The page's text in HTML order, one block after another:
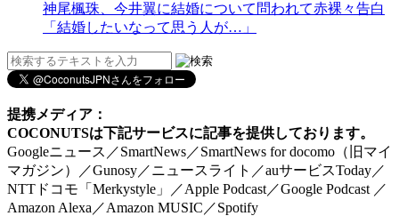
神尾楓珠、今井翼に結婚について問われて赤裸々告白
「結婚したいなって思う人が…」
提携メディア：
COCONUTSは下記サービスに記事を提供しております。
Googleニュース／SmartNews／SmartNews for docomo（旧マイ
マガジン）／Gunosy／ニュースライト／auサービスToday／
NTTドコモ「Merkystyle」／Apple Podcast／Google Podcast ／
Amazon Alexa／Amazon MUSIC／Spotify